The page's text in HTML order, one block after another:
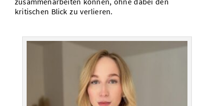
kritischen Blick zu verlieren.